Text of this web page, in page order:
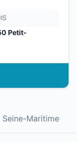
Petit-
Maritime